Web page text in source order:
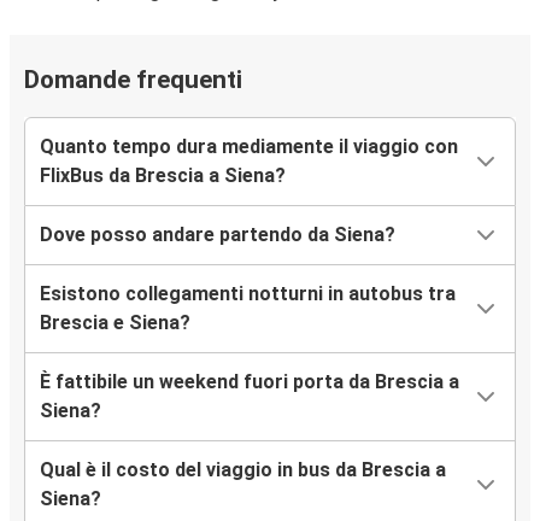
Domande frequenti
Quanto tempo dura mediamente il viaggio con
FlixBus da Brescia a Siena?
Dove posso andare partendo da Siena?
Esistono collegamenti notturni in autobus tra
Brescia e Siena?
È fattibile un weekend fuori porta da Brescia a
Siena?
Qual è il costo del viaggio in bus da Brescia a
Siena?